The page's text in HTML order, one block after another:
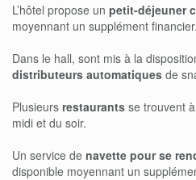
L’hôtel propose un petit-déjeuner
moyennant un supplément financier.
Dans le hall, sont mis à la
distributeurs automatiques de
Plusieurs restaurants se trouvent
midi et du soir.
Un service de navette pour se
disponible moyennant un